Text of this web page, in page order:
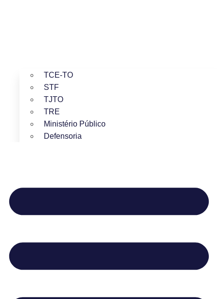
TCE-TO
STF
TJTO
TRE
Ministério Público
Defensoria